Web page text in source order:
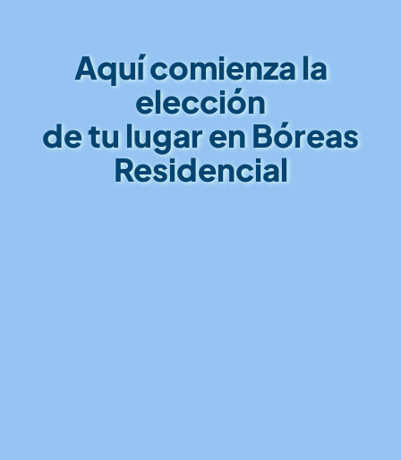
Aquí comienza la
elección
de tu lugar en Bóreas
Residencial